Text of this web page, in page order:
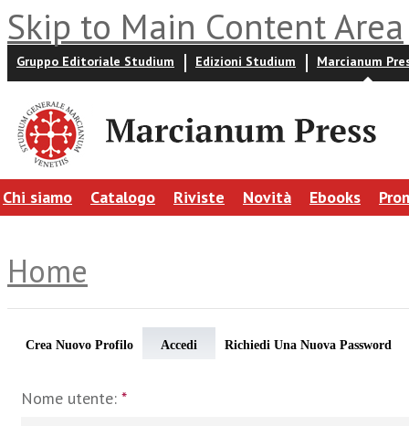
Skip to Main Content Area
Gruppo Editoriale Studium Edizioni Studium Marcianum
Chi siamo Catalogo Riviste Novità Ebooks
Home
Crea Nuovo Profilo Accedi Richiedi Una Nuova Password
Nome utente: *